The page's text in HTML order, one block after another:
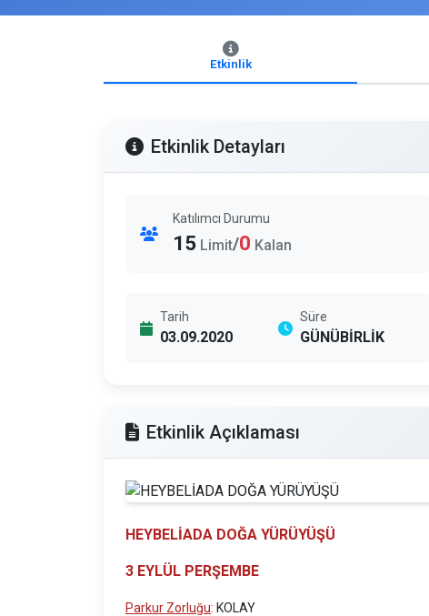
Etkinlik
Etkinlik Detayları
Katılımcı Durumu
15 Limit/0 Kalan
Tarih
03.09.2020
Süre
GÜNÜBİRLİK
Etkinlik Açıklaması
HEYBELİADA DOĞA YÜRÜYÜŞÜ
3 EYLÜL PERŞEMBE
Parkur Zorluğu: KOLAY